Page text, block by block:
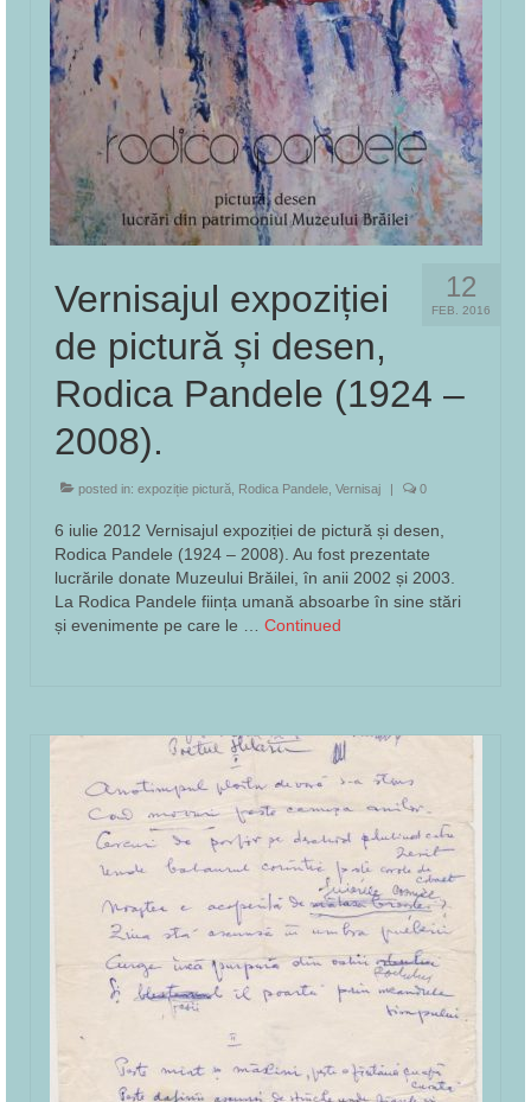
12
FEB. 2016
Vernisajul expoziției
de pictură și desen,
Rodica Pandele (1924 –
2008).
posted in: expoziție pictură Rodica Pandele Vernisaj | 0
6 iulie 2012 Vernisajul expoziției de pictură și desen,
Rodica Pandele (1924 – 2008). Au fost prezentate
lucrările donate Muzeului Brăilei, în anii 2002 și 2003.
La Rodica Pandele ființa umană absoarbe în sine stări
și evenimente pe care le … Continued